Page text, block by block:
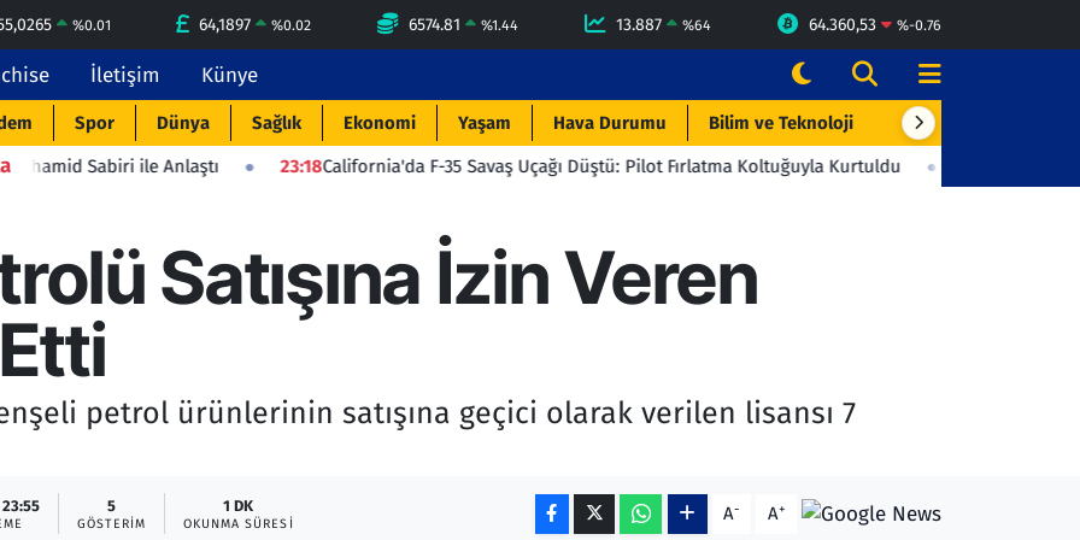
%0.01 64,1897 %0.02 6574.81 %1.44 13.887 %64 64.360,53 %-0.76
İletişim Künye
Spor Dünya Sağlık Ekonomi Yaşam Hava Durumu Bilim ve Teknoloji Çevre & Doğa
ile Anlaştı 23:18California'da F-35 Savaş Uçağı Düştü: Pilot Fırlatma Koltuğuyla Kurtuldu 23:06Beşiktaş'tan
Satışına İzin Veren
petrol ürünlerinin satışına geçici olarak verilen lisansı 7
5
GÖSTERIM
1 DK
OKUNMA SÜRESI A- A+